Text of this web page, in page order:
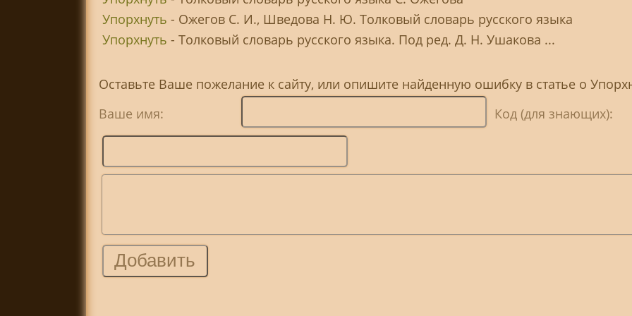
Упорхнуть - Ожегов С. И., Шведова Н. Ю. Толковый словарь русского языка
Упорхнуть - Толковый словарь русского языка. Под ред. Д. Н. Ушакова ...
Оставьте Ваше пожелание к сайту, или опишите найденную ошибку в статье о
Ваше имя:
Код (для знающих):